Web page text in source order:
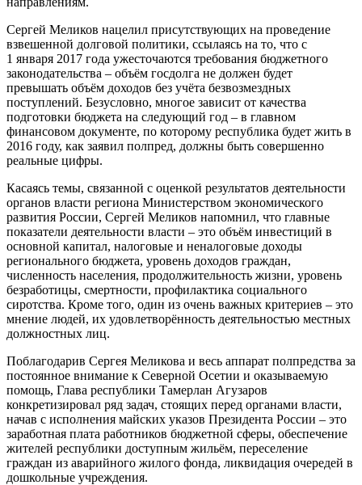
Сергей Меликов нацелил присутствующих на проведение
взвешенной долговой политики, ссылаясь на то, что с
1 января 2017 года ужесточаются требования бюджетного
законодательства – объём госдолга не должен будет
превышать объём доходов без учёта безвозмездных
поступлений. Безусловно, многое зависит от качества
подготовки бюджета на следующий год – в главном
финансовом документе, по которому республика будет жить в
2016 году, как заявил полпред, должны быть совершенно
реальные цифры.
Касаясь темы, связанной с оценкой результатов деятельности
органов власти региона Министерством экономического
развития России, Сергей Меликов напомнил, что главные
показатели деятельности власти – это объём инвестиций в
основной капитал, налоговые и неналоговые доходы
регионального бюджета, уровень доходов граждан,
численность населения, продолжительность жизни, уровень
безработицы, смертности, профилактика социального
сиротства. Кроме того, один из очень важных критериев – это
мнение людей, их удовлетворённость деятельностью местных
должностных лиц.
Поблагодарив Сергея Меликова и весь аппарат полпредства за
постоянное внимание к Северной Осетии и оказываемую
помощь, Глава республики Тамерлан Агузаров
конкретизировал ряд задач, стоящих перед органами власти,
начав с исполнения майских указов Президента России – это
заработная плата работников бюджетной сферы, обеспечение
жителей республики доступным жильём, переселение
граждан из аварийного жилого фонда, ликвидация очередей в
дошкольные учреждения.